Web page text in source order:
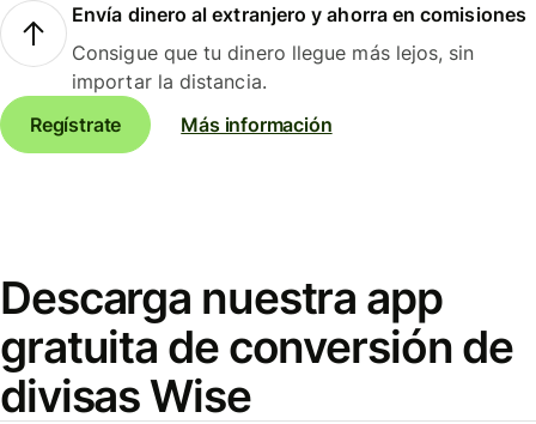
Envía dinero al extranjero y ahorra en comisiones
Consigue que tu dinero llegue más lejos, sin
importar la distancia.
Regístrate
Más información
Descarga nuestra app
gratuita de conversión de
divisas Wise